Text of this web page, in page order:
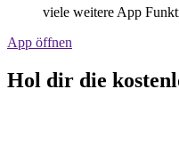
viele weitere App
App öffnen
Hol dir die